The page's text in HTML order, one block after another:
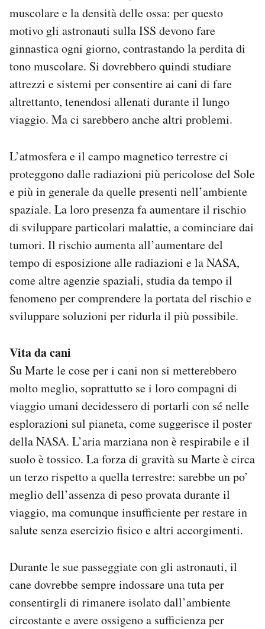
muscolare e la densità delle ossa: per questo
motivo gli astronauti sulla ISS devono fare
ginnastica ogni giorno, contrastando la perdita di
tono muscolare. Si dovrebbero quindi studiare
attrezzi e sistemi per consentire ai cani di fare
altrettanto, tenendosi allenati durante il lungo
viaggio. Ma ci sarebbero anche altri problemi.
L’atmosfera e il campo magnetico terrestre ci
proteggono dalle radiazioni più pericolose del Sole
e più in generale da quelle presenti nell’ambiente
spaziale. La loro presenza fa aumentare il rischio
di sviluppare particolari malattie, a cominciare dai
tumori. Il rischio aumenta all’aumentare del
tempo di esposizione alle radiazioni e la NASA,
come altre agenzie spaziali, studia da tempo il
fenomeno per comprendere la portata del rischio e
sviluppare soluzioni per ridurla il più possibile.
Vita da cani
Su Marte le cose per i cani non si metterebbero
molto meglio, soprattutto se i loro compagni di
viaggio umani decidessero di portarli con sé nelle
esplorazioni sul pianeta, come suggerisce il poster
della NASA. L’aria marziana non è respirabile e il
suolo è tossico. La forza di gravità su Marte è circa
un terzo rispetto a quella terrestre: sarebbe un po’
meglio dell’assenza di peso provata durante il
viaggio, ma comunque insufficiente per restare in
salute senza esercizio fisico e altri accorgimenti.
Durante le sue passeggiate con gli astronauti, il
cane dovrebbe sempre indossare una tuta per
consentirgli di rimanere isolato dall’ambiente
circostante e avere ossigeno a sufficienza per